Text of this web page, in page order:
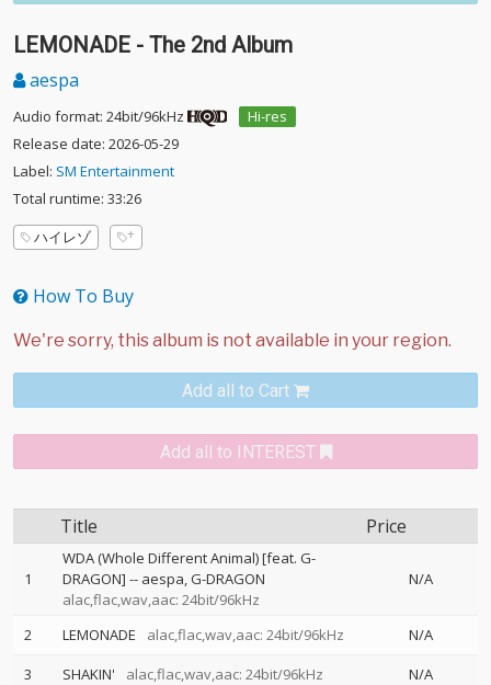
LEMONADE - The 2nd Album
aespa
Audio format: 24bit/96kHz
Hi-res
Release date: 2026-05-29
Label: SM Entertainment
Total runtime: 33:26
ハイレゾ
How To Buy
Add all to Cart
Add all to INTEREST
Title Price
1
WDA (Whole Different Animal) [feat. G-
DRAGON] -- aespa G-DRAGON
alac,flac,wav,aac: 24bit/96kHz
N/A
2 LEMONADE alac,flac,wav,aac: 24bit/96kHz
N/A
3
SHAKIN' alac,flac,wav,aac: 24bit/96kHz N/A